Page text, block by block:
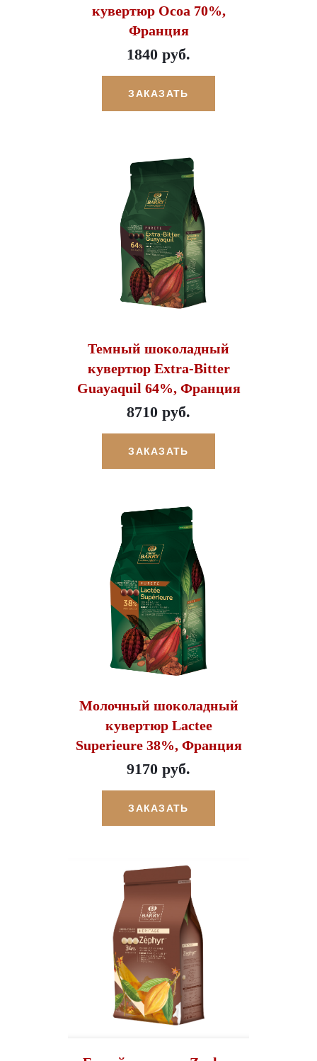
кувертюр Ocoa 70%,
Франция
1840 руб.
ЗАКАЗАТЬ
Темный шоколадный
кувертюр Extra-Bitter
Guayaquil 64%, Франция
8710 руб.
ЗАКАЗАТЬ
Молочный шоколадный
кувертюр Lactee
Superieure 38%, Франция
9170 руб.
ЗАКАЗАТЬ